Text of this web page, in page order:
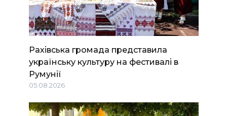
Рахівська громада представила
українську культуру на фестивалі в
Румунії
05.08.2026